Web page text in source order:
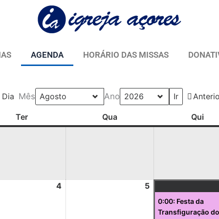
AGENDA HORÁRIO DAS MISSAS
Dia Mês Ano
TerTerça-
feira
QuaQuarta-
feira
Qui
4
Agosto,
5
Agosto,
0:00: Festa da
Transfiguração do
Agosto,
Agosto,
Agosto,
Agosto,
Agosto,
Agosto,